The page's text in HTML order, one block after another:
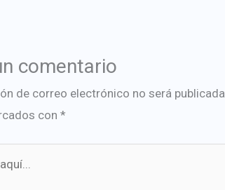
comentario
de correo electrónico no será publicada.
con*